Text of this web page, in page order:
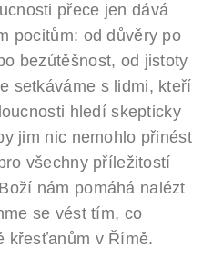
přece jen dává
pocitům: od důvěry po
bezútěšnost, od jistoty
setkáváme s lidmi, kteří
hledí skepticky
jim nic nemohlo přinést
všechny příležitostí
nám pomáhá nalézt
se vést tím, co
křesťanům v Římě.